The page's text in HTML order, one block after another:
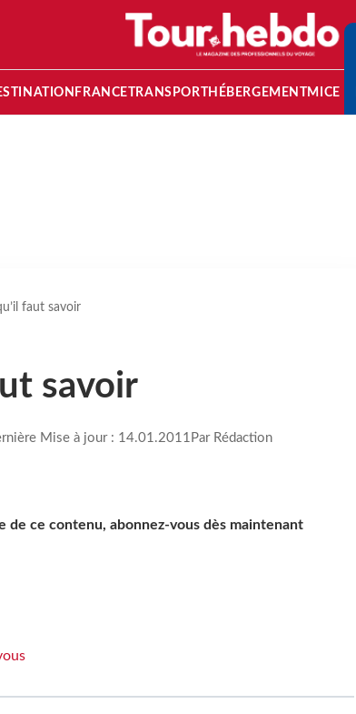
FRANCETRANSPORT HÉBERGEMENTMICE
faut savoir
savoir
Mise à jour : 14.01.2011Par Rédaction
de ce contenu, abonnez-vous dès maintenant